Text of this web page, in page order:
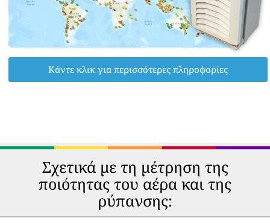
Κάντε κλικ για περισσότερες πληροφορίες
Σχετικά με τη μέτρηση της
ποιότητας του αέρα και της
ρύπανσης: